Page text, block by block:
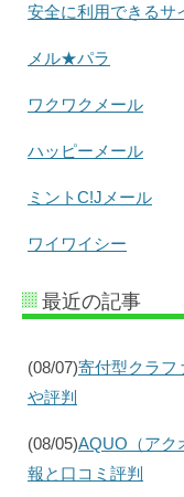
安全に利用できるサ
メル★パラ
ワクワクメール
ハッピーメール
ミントC!Jメール
ワイワイシー
最近の記事
(08/07)寄付型クラフ
や評判
(08/05)AQUO（アク
報と口コミ評判